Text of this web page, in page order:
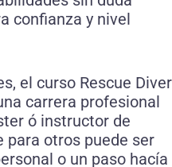
confianza y nivel
el curso Rescue Diver
carrera profesional
ó instructor de
para otros puede ser
o un paso hacía